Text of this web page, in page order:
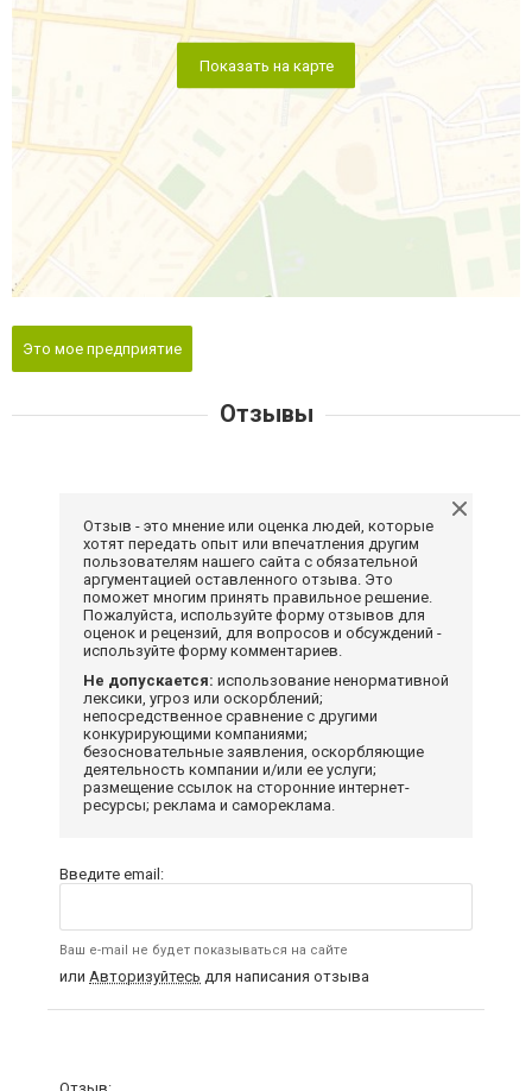
Показать на карте
Это мое предприятие
Отзывы
Отзыв - это мнение или оценка людей, которые
хотят передать опыт или впечатления другим
пользователям нашего сайта с обязательной
аргументацией оставленного отзыва. Это
поможет многим принять правильное решение.
Пожалуйста, используйте форму отзывов для
оценок и рецензий, для вопросов и обсуждений -
используйте форму комментариев.
Не допускается: использование ненормативной
лексики, угроз или оскорблений;
непосредственное сравнение с другими
конкурирующими компаниями;
безосновательные заявления, оскорбляющие
деятельность компании и/или ее услуги;
размещение ссылок на сторонние интернет-
ресурсы; реклама и самореклама.
Введите email:
Ваш e-mail не будет показываться на сайте
или Авторизуйтесь для написания отзыва